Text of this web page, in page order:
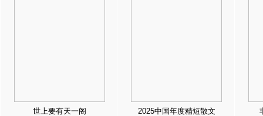
世上要有天一阁 2025中国年度精短散文